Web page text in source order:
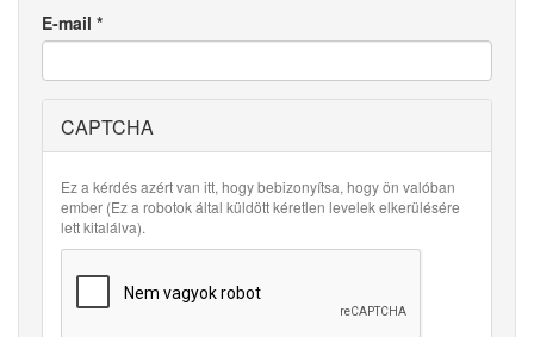
E-mail *
CAPTCHA
Ez a kérdés azért van itt, hogy bebizonyítsa, hogy ön valóban
ember (Ez a robotok által küldött kéretlen levelek elkerülésére
lett kitalálva).